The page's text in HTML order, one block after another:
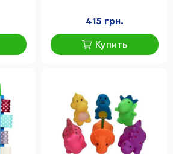
415 грн.
Купить